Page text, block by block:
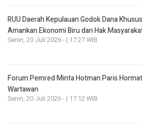
RUU Daerah Kepulauan Godok Dana
Amankan Ekonomi Biru dan Hak
Senin, 20 Juli 2026 - | 17:27 WIB
Forum Pemred Minta Hotman Paris
Wartawan
Senin, 20 Juli 2026 - | 17:12 WIB